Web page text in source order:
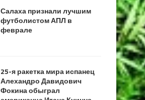
Салаха признали лучшим
футболистом АПЛ в
феврале
25-я ракетка мира испанец
Алехандро Давидович
Фокина обыграл